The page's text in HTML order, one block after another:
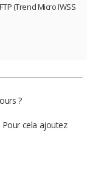
(Trend Micro IWSS
?
cela ajoutez